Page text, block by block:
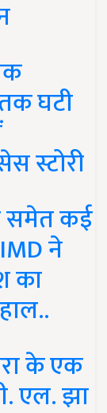
घटी
स्टोरी
समेत कई
ने
का
के एक
एल. झा